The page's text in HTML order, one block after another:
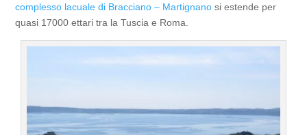
complesso lacuale di Bracciano – Martignano si estende per
quasi 17000 ettari tra la Tuscia e Roma.